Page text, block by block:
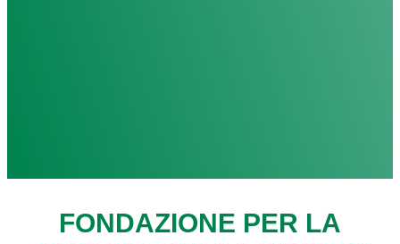
FONDAZIONE PER LA